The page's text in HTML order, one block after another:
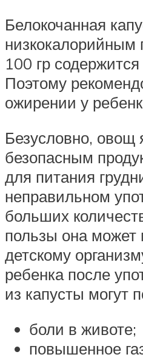
Белокочанная
низкокалорийным
100 гр содержится
Поэтому
ожирении у
Безусловно, овощ
безопасным
для питания
неправильном
больших
пользы она может
детскому
ребенка после
из капусты могут
боли в животе;
повышенное